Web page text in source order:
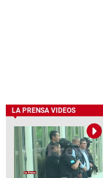
LA PRENSA VIDEOS